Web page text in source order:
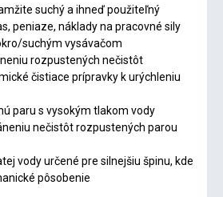
suchý a ihneď použiteľný
peniaze, náklady na pracovné sily
suchým vysávačom
rozpustených nečistôt
čistiace prípravky k urýchleniu
paru s vysokým tlakom vody
nečistôt rozpustených parou
vody určené pre silnejšiu špinu, kde
pôsobenie